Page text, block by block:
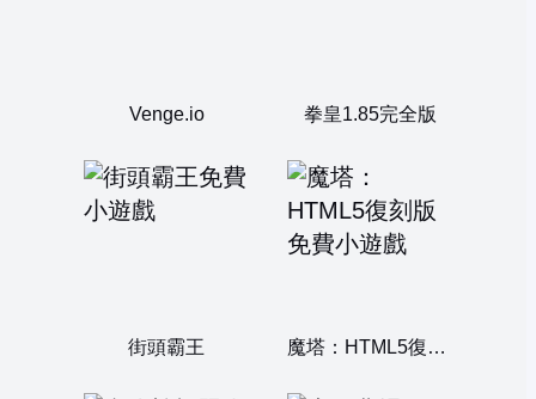
Venge.io 拳皇1.85完全版
街頭霸王 魔塔：HTML5復刻版